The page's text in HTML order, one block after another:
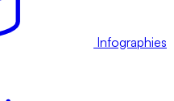
Infographies